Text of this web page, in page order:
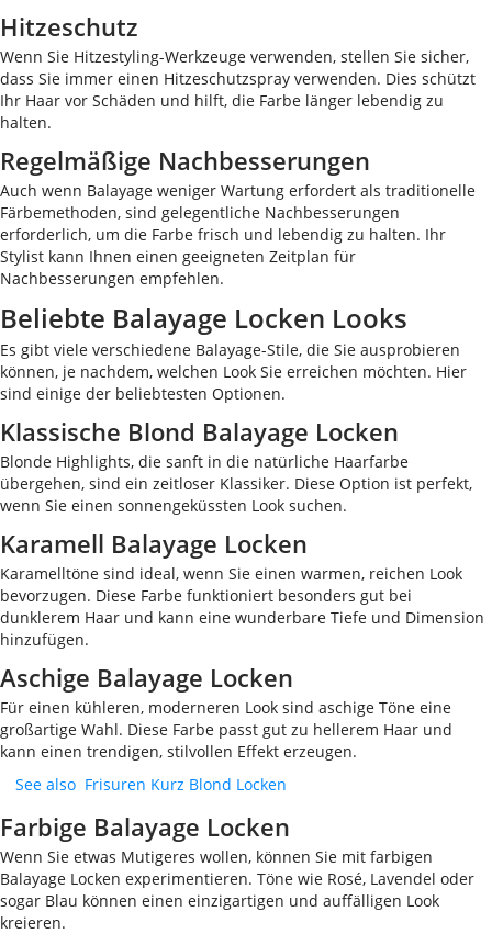
Hitzeschutz
Wenn Sie Hitzestyling-Werkzeuge verwenden, stellen Sie sicher,
dass Sie immer einen Hitzeschutzspray verwenden. Dies schützt
Ihr Haar vor Schäden und hilft, die Farbe länger lebendig zu
halten.
Regelmäßige Nachbesserungen
Auch wenn Balayage weniger Wartung erfordert als traditionelle
Färbemethoden, sind gelegentliche Nachbesserungen
erforderlich, um die Farbe frisch und lebendig zu halten. Ihr
Stylist kann Ihnen einen geeigneten Zeitplan für
Nachbesserungen empfehlen.
Beliebte Balayage Locken Looks
Es gibt viele verschiedene Balayage-Stile, die Sie ausprobieren
können, je nachdem, welchen Look Sie erreichen möchten. Hier
sind einige der beliebtesten Optionen.
Klassische Blond Balayage Locken
Blonde Highlights, die sanft in die natürliche Haarfarbe
übergehen, sind ein zeitloser Klassiker. Diese Option ist perfekt,
wenn Sie einen sonnengeküssten Look suchen.
Karamell Balayage Locken
Karamelltöne sind ideal, wenn Sie einen warmen, reichen Look
bevorzugen. Diese Farbe funktioniert besonders gut bei
dunklerem Haar und kann eine wunderbare Tiefe und Dimension
hinzufügen.
Aschige Balayage Locken
Für einen kühleren, moderneren Look sind aschige Töne eine
großartige Wahl. Diese Farbe passt gut zu hellerem Haar und
kann einen trendigen, stilvollen Effekt erzeugen.
See also Frisuren Kurz Blond Locken
Farbige Balayage Locken
Wenn Sie etwas Mutigeres wollen, können Sie mit farbigen
Balayage Locken experimentieren. Töne wie Rosé, Lavendel oder
sogar Blau können einen einzigartigen und auffälligen Look
kreieren.